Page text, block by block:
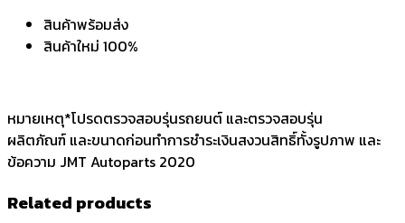
สินค้าพร้อมส่ง
สินค้าใหม่ 100%
หมายเหตุ*โปรดตรวจสอบรุ่นรถยนต์ และตรวจสอบรุ่น
ผลิตภัณฑ์ และขนาดก่อนทำการชำระเงินสงวนสิทธิ์ทั้งรูปภาพ และ
ข้อความ JMT Autoparts 2020
Related products